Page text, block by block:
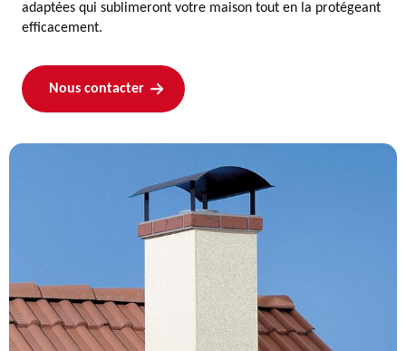
adaptées qui sublimeront votre maison tout en la protégeant
efficacement.
Nous contacter